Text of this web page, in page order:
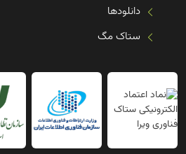
دانلودها
ستاک مگ